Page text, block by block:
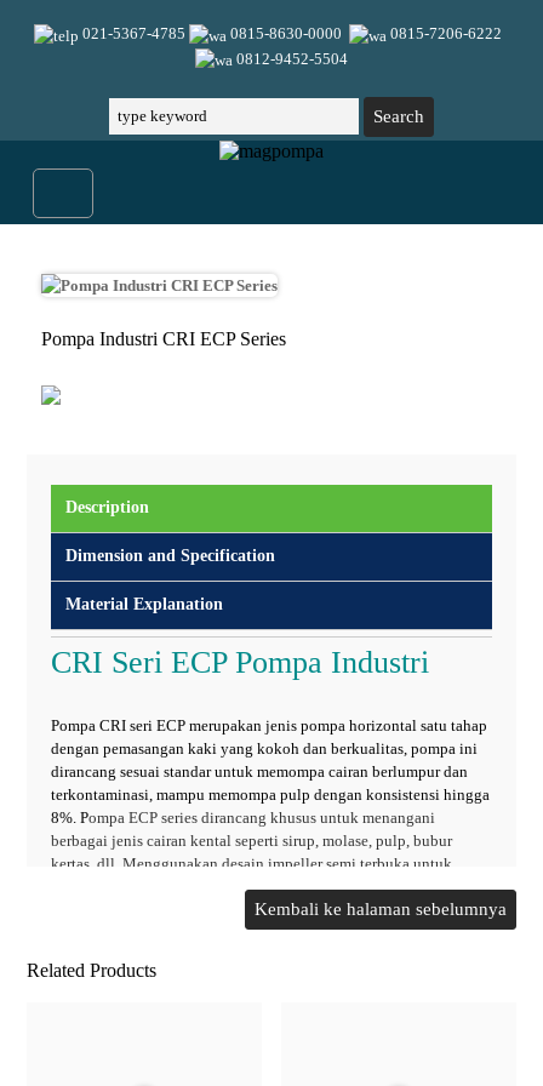
021-5367-4785 0815-8630-0000
0815-7206-6222
0812-9452-5504
Pompa Industri CRI ECP Series
Description
Dimension and Specification
Material Explanation
CRI Seri ECP Pompa Industri
Pompa CRI seri ECP merupakan jenis pompa horizontal satu tahap
dengan pemasangan kaki yang kokoh dan berkualitas, pompa ini
dirancang sesuai standar untuk memompa cairan berlumpur dan
terkontaminasi, mampu memompa pulp dengan konsistensi hingga
8%. Pompa ECP series dirancang khusus untuk menangani
berbagai jenis cairan kental seperti sirup, molase, pulp, bubur
kertas, dll. Menggunakan desain impeller semi terbuka untuk
memastikan pemompaan cairan yang bebas dari hambatan.
Head maks : 100m
Related Products